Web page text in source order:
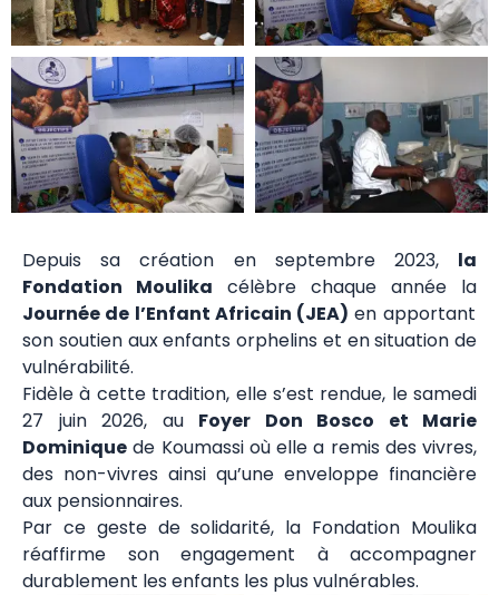
Depuis sa création en septembre 2023, la
Fondation Moulika célèbre chaque année la
Journée de l’Enfant Africain (JEA) en apportant
son soutien aux enfants orphelins et en situation de
vulnérabilité.
Fidèle à cette tradition, elle s’est rendue, le samedi
27 juin 2026, au Foyer Don Bosco et Marie
Dominique de Koumassi où elle a remis des vivres,
des non-vivres ainsi qu’une enveloppe financière
aux pensionnaires.
Par ce geste de solidarité, la Fondation Moulika
réaffirme son engagement à accompagner
durablement les enfants les plus vulnérables.